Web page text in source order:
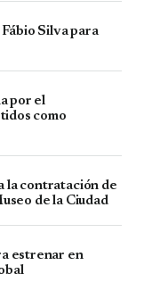
Silva para
por el
como
la contratación de
de la Ciudad
estrenar en